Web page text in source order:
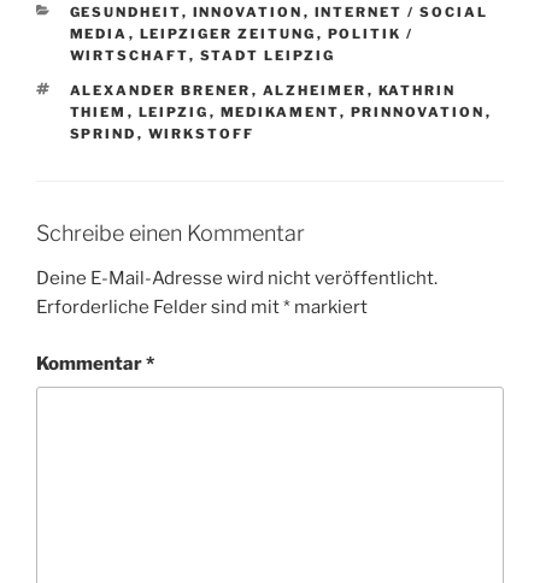
KATEGORIEN
GESUNDHEIT, INNOVATION , INTERNET / SOCIAL
MEDIA , LEIPZIGER ZEITUNG , POLITIK /
WIRTSCHAFT, STADT LEIPZIG
SCHLAGWÖRTER
ALEXANDER BRENER , ALZHEIMER , KATHRIN
THIEM , LEIPZIG , MEDIKAMENT, PRINNOVATION ,
SPRIND , WIRKSTOFF
Schreibe einen Kommentar
Deine E-Mail-Adresse wird nicht veröffentlicht.
Erforderliche Felder sind mit* markiert
Kommentar*